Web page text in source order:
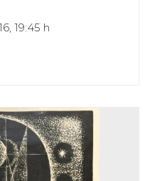
19:45 h